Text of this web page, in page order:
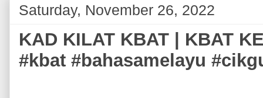
Saturday, November 26, 2022
KAD KILAT KBAT | KBAT
#kbat #bahasamelayu